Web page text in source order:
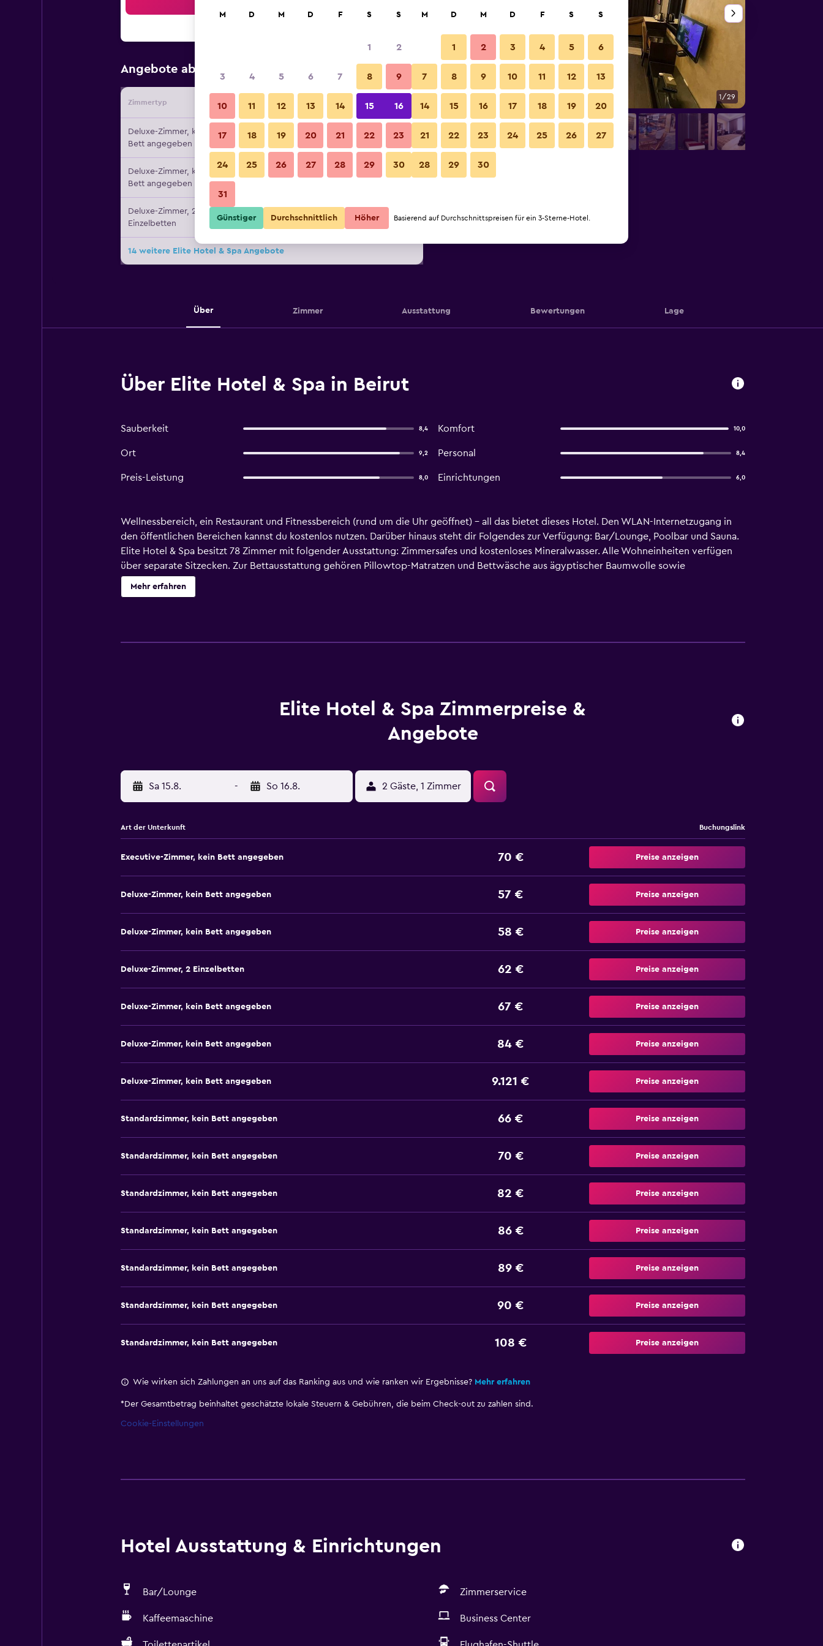
Angebote ab Günstigste Option: Preis pro Nacht
Zimmertyp Vermieter pro Nacht
Deluxe-Zimmer, kein
Bett angegeben
57 €
Angebot
Deluxe-Zimmer, kein
Bett angegeben
58 €
Deluxe-Zimmer, 2
Einzelbetten
62 €
14 weitere Elite Hotel & Spa Angebote
Schlafzimmer 1/29
Elite Hotel & Spa: Fotos
Über Zimmer Ausstattung Bewertungen Lage
Über Elite Hotel & Spa in Beirut
Sauberkeit 8,4 Komfort 10,0
Ort 9,2 Personal 8,4
Preis-Leistung 8,0 Einrichtungen 6,0
Wellnessbereich, ein Restaurant und Fitnessbereich (rund um die Uhr geöffnet) – all das bietet dieses Hotel. Den WLAN-Internetzugang in
den öffentlichen Bereichen kannst du kostenlos nutzen. Darüber hinaus steht dir Folgendes zur Verfügung: Bar/Lounge, Poolbar und Sauna.
Elite Hotel & Spa besitzt 78 Zimmer mit folgender Ausstattung: Zimmersafes und kostenloses Mineralwasser. Alle Wohneinheiten verfügen
über separate Sitzecken. Zur Bettausstattung gehören Pillowtop-Matratzen und Bettwäsche aus ägyptischer Baumwolle sowie
hochwertige Bettwaren. Eine Auswahl an Kissen ist verfügbar. Neben 32-Zoll-Plasmafernseher mit Premium-Satellitenempfang sind die
Zimmer mit folgenden Angeboten und/oder technischen Geräten ausgestattet: Pay-TV. Im Zimmer befinden sich auch: Kühlschrank und
Mehr erfahren
Elite Hotel & Spa Zimmerpreise &
Angebote
Sa 15.8. - So 16.8. 2 Gäste, 1 Zimmer
Art der Unterkunft Buchungslink
Executive-Zimmer, kein Bett angegeben 70 € Preise anzeigen
Deluxe-Zimmer, kein Bett angegeben 57 € Preise anzeigen
Deluxe-Zimmer, kein Bett angegeben 58 € Preise anzeigen
Deluxe-Zimmer, 2 Einzelbetten 62 € Preise anzeigen
Deluxe-Zimmer, kein Bett angegeben 67 € Preise anzeigen
Deluxe-Zimmer, kein Bett angegeben 84 € Preise anzeigen
Deluxe-Zimmer, kein Bett angegeben 9.121 € Preise anzeigen
Standardzimmer, kein Bett angegeben 66 € Preise anzeigen
Standardzimmer, kein Bett angegeben 70 € Preise anzeigen
Standardzimmer, kein Bett angegeben 82 € Preise anzeigen
Standardzimmer, kein Bett angegeben 86 € Preise anzeigen
Standardzimmer, kein Bett angegeben 89 € Preise anzeigen
Standardzimmer, kein Bett angegeben 90 € Preise anzeigen
Standardzimmer, kein Bett angegeben 108 € Preise anzeigen
Wie wirken sich Zahlungen an uns auf das Ranking aus und wie ranken wir Ergebnisse? Mehr erfahren
* Der Gesamtbetrag beinhaltet geschätzte lokale Steuern & Gebühren, die beim Check-out zu zahlen sind.
Cookie-Einstellungen
Hotel Ausstattung & Einrichtungen
Bar/Lounge Zimmerservice
Kaffeemaschine Business Center
M D M D F S S
1 2
3 4 5 6 7 8 9
10 11 12 13 14 15 16
17 18 19 20 21 22 23
24 25 26 27 28 29 30
31
M D M D F S S
1 2 3 4 5 6
7 8 9 10 11 12 13
14 15 16 17 18 19 20
21 22 23 24 25 26 27
28 29 30
Günstiger Durchschnittlich Höher Basierend auf Durchschnittspreisen für ein 3-Sterne-Hotel.